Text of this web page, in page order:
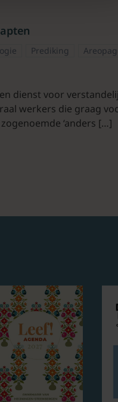
Prediking
dienst voor
werkers die graag
‘anders […]